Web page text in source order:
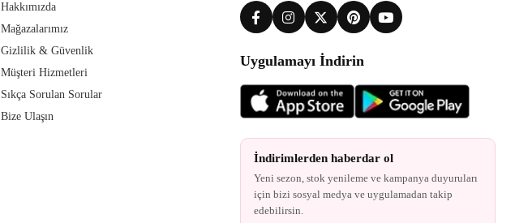
Hakkımızda
Mağazalarımız
Gizlilik & Güvenlik
Müşteri Hizmetleri
Sıkça Sorulan Sorular
Bize Ulaşın
Uygulamayı İndirin
İndirimlerden haberdar ol
Yeni sezon, stok yenileme ve kampanya duyuruları
için bizi sosyal medya ve uygulamadan takip
edebilirsin.